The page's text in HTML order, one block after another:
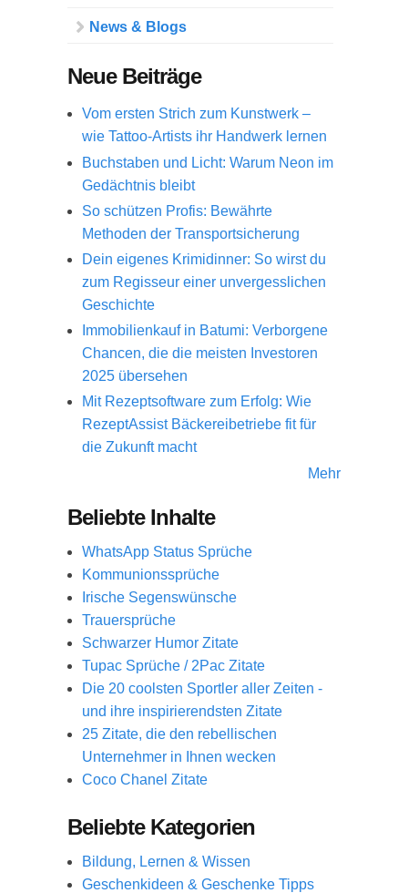
News & Blogs
Neue Beiträge
Vom ersten Strich zum Kunstwerk –
wie Tattoo-Artists ihr Handwerk lernen
Buchstaben und Licht: Warum Neon im
Gedächtnis bleibt
So schützen Profis: Bewährte
Methoden der Transportsicherung
Dein eigenes Krimidinner: So wirst du
zum Regisseur einer unvergesslichen
Geschichte
Immobilienkauf in Batumi: Verborgene
Chancen, die die meisten Investoren
2025 übersehen
Mit Rezeptsoftware zum Erfolg: Wie
RezeptAssist Bäckereibetriebe fit für
die Zukunft macht
Mehr
Beliebte Inhalte
WhatsApp Status Sprüche
Kommunionssprüche
Irische Segenswünsche
Trauersprüche
Schwarzer Humor Zitate
Tupac Sprüche / 2Pac Zitate
Die 20 coolsten Sportler aller Zeiten -
und ihre inspirierendsten Zitate
25 Zitate, die den rebellischen
Unternehmer in Ihnen wecken
Coco Chanel Zitate
Beliebte Kategorien
Bildung, Lernen & Wissen
Geschenkideen & Geschenke Tipps